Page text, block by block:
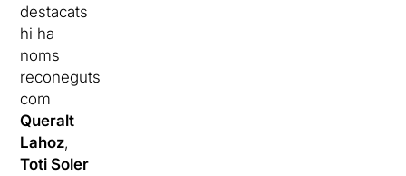
destacats
hi ha
noms
reconeguts
com
Queralt
Lahoz,
Toti Soler